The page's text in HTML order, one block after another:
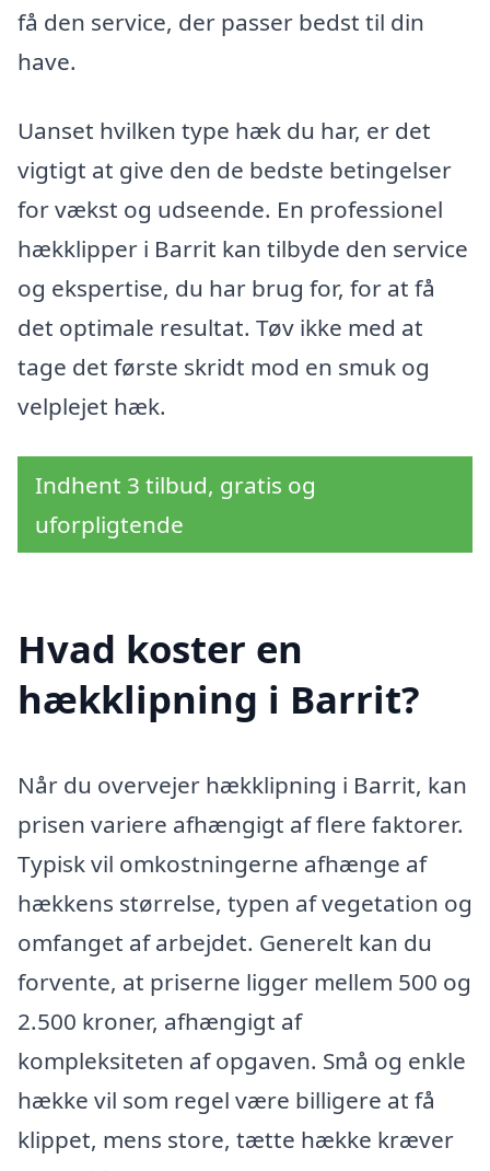
få den service, der passer bedst til din
have.
Uanset hvilken type hæk du har, er det
vigtigt at give den de bedste betingelser
for vækst og udseende. En professionel
hækklipper i Barrit kan tilbyde den service
og ekspertise, du har brug for, for at få
det optimale resultat. Tøv ikke med at
tage det første skridt mod en smuk og
velplejet hæk.
Indhent 3 tilbud, gratis og
uforpligtende
Hvad koster en
hækklipning i Barrit?
Når du overvejer hækklipning i Barrit, kan
prisen variere afhængigt af flere faktorer.
Typisk vil omkostningerne afhænge af
hækkens størrelse, typen af vegetation og
omfanget af arbejdet. Generelt kan du
forvente, at priserne ligger mellem 500 og
2.500 kroner, afhængigt af
kompleksiteten af opgaven. Små og enkle
hække vil som regel være billigere at få
klippet, mens store, tætte hække kræver